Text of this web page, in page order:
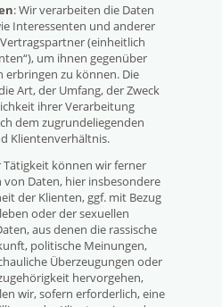
: Wir verarbeiten die Daten
Interessenten und anderer
(einheitlich
um ihnen gegenüber
erbringen zu können. Die
Art, der Umfang, der Zweck
ihrer Verarbeitung
dem zugrundeliegenden
Klientenverhältnis.
Tätigkeit können wir ferner
Daten, hier insbesondere
der Klienten, ggf. mit Bezug
oder der sexuellen
aus denen die rassische
politische Meinungen,
Überzeugungen oder
hervorgehen,
wir, sofern erforderlich, eine